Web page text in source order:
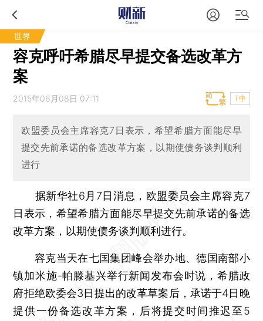
世界
容克呼吁希腊尽早提交备选改革方
案
2015年06月08日 07:11 T中
欧盟委员会主席容克7日表示，希望希腊方面能尽早
提交先前承诺的备选改革方案，以期使债务谈判顺利
进行
据新华社6月7日消息，欧盟委员会主席容克7
日表示，希望希腊方面能尽早提交先前承诺的备选
改革方案，以期使债务谈判顺利进行。
容克当天在七国集团峰会举办地、德国南部小
镇加米施-帕滕基兴举行新闻发布会时说，希腊政
府拒绝欧委会3日提出的改革草案后，承诺于4日晚
提供一份备选改革方案，后将提交时间推迟至5